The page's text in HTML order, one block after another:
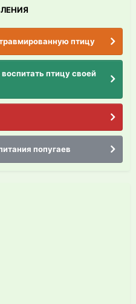
птицу
птицу своей
попугаев